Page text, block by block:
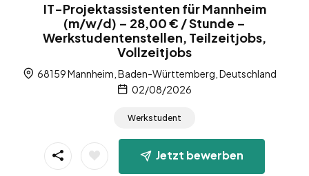
IT-Projektassistenten für Mannheim
(m/w/d) – 28,00 € / Stunde –
Werkstudentenstellen, Teilzeitjobs,
Vollzeitjobs
68159 Mannheim, Baden-Württemberg, Deutschland
02/08/2026
Werkstudent
Jetzt bewerben